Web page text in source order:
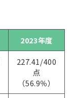
2023年度
227.41/400
点
（56.9％）